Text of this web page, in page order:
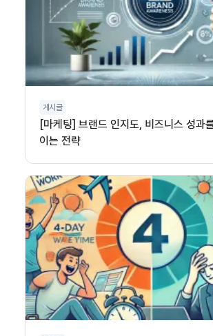
게시글
[마케팅] 브랜드 인지도, 비즈니스 성과
이는 전략